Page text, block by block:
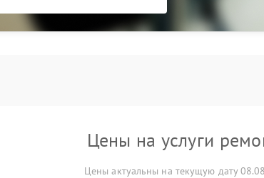
Цены на услуги
Цены актуальны на текущую дату